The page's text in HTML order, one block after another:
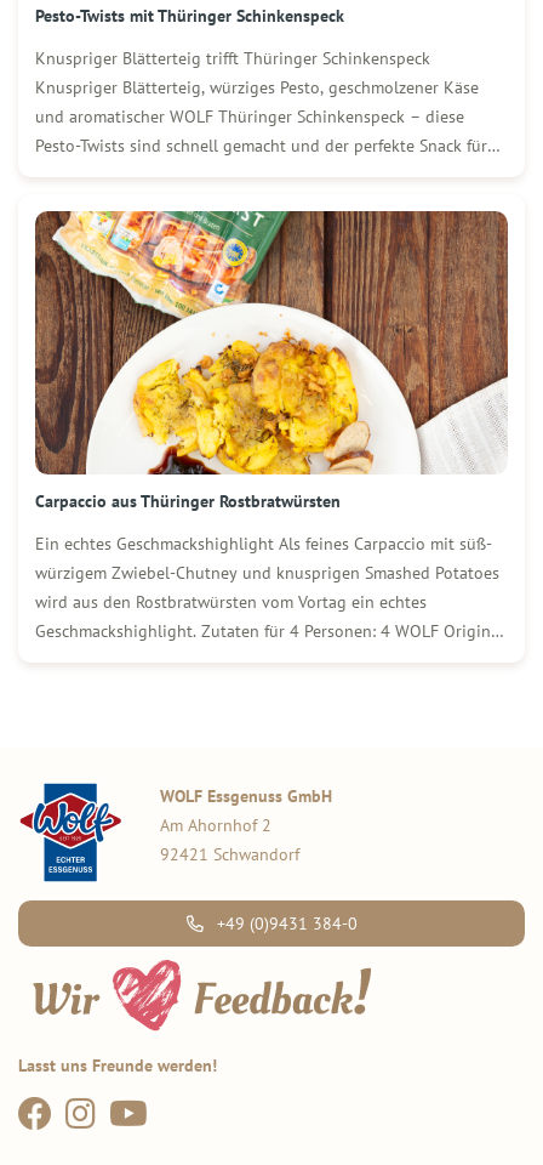
Pesto-Twists mit Thüringer Schinkenspeck
Knuspriger Blätterteig trifft Thüringer Schinkenspeck
Knuspriger Blätterteig, würziges Pesto, geschmolzener Käse
und aromatischer WOLF Thüringer Schinkenspeck – diese
Pesto-Twists sind schnell gemacht und der perfekte Snack für
genauso lecker wie kalt. Zutaten […]
Carpaccio aus Thüringer Rostbratwürsten
Ein echtes Geschmackshighlight Als feines Carpaccio mit süß-
würzigem Zwiebel-Chutney und knusprigen Smashed Potatoes
wird aus den Rostbratwürsten vom Vortag ein echtes
Geschmackshighlight. Zutaten für 4 Personen: 4 WOLF Original
WOLF Essgenuss GmbH
Am Ahornhof 2
92421 Schwandorf
+49 (0)9431 384-0
Lasst uns Freunde werden!